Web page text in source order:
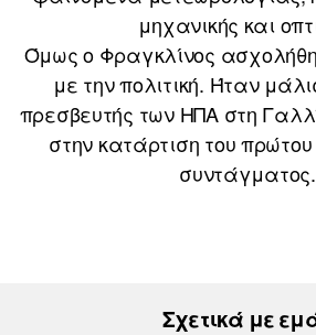
μηχανικής και
Όμως ο Φραγκλίνος
με την πολιτική. Ήταν
πρεσβευτής των ΗΠΑ στη
στην κατάρτιση του
συντάγματος.
Σχετικά με